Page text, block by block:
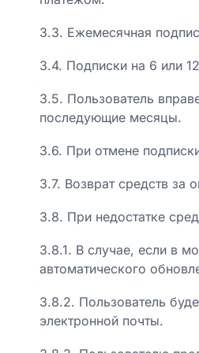
3.3. Ежемесячная
3.4. Подписки на 6 или
3.5. Пользователь
последующие месяцы.
3.6. При отмене
3.7. Возврат средств за
3.8. При недостатке
3.8.1. В случае, если в
автоматического
3.8.2. Пользователь
электронной почты.